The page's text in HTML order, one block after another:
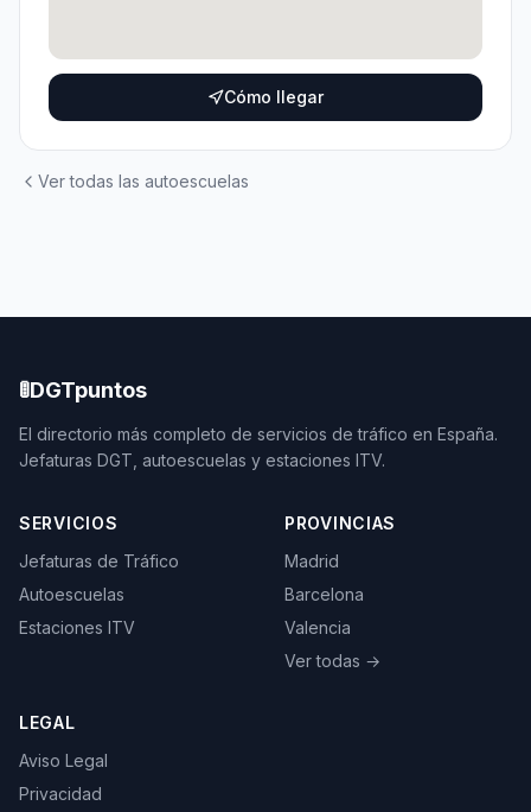
Cómo llegar
Ver todas las autoescuelas
🚦DGTpuntos
El directorio más completo de servicios de tráfico en España.
Jefaturas DGT, autoescuelas y estaciones ITV.
SERVICIOS
Jefaturas de Tráfico
Autoescuelas
Estaciones ITV
PROVINCIAS
Madrid
Barcelona
Valencia
Ver todas →
LEGAL
Aviso Legal
Privacidad